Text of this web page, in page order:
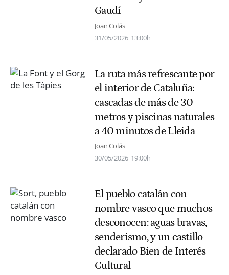
Gaudí
Joan Colás
31/05/2026 13:00h
La ruta más refrescante por
el interior de Cataluña:
cascadas de más de 30
metros y piscinas naturales
a 40 minutos de Lleida
Joan Colás
30/05/2026 19:00h
El pueblo catalán con
nombre vasco que muchos
desconocen: aguas bravas,
senderismo, y un castillo
declarado Bien de Interés
Cultural